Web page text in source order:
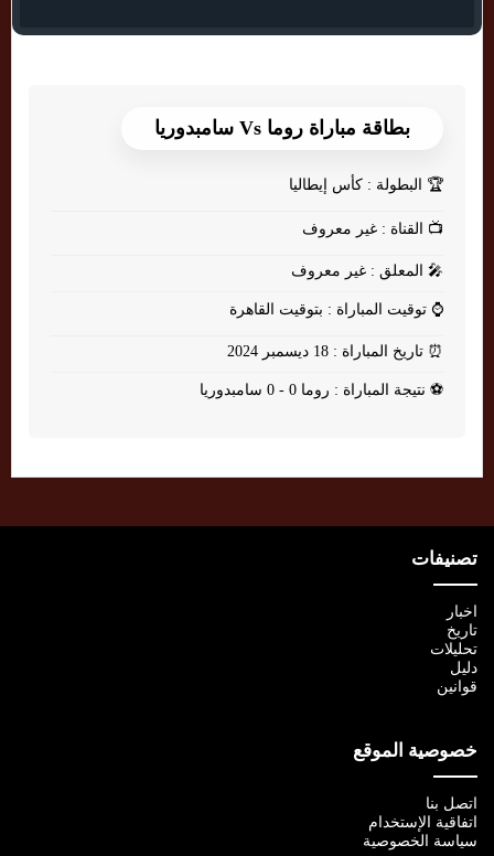
بطاقة مباراة روما Vs سامبدوريا
🏆 البطولة : كأس إيطاليا
📺 القناة : غير معروف
🎤 المعلق : غير معروف
⌚ توقيت المباراة : بتوقيت القاهرة
⏰ تاريخ المباراة : 18 ديسمبر 2024
⚽ نتيجة المباراة : روما 0 - 0 سامبدوريا
تصنيفات
اخبار
تاريخ
تحليلات
دليل
قوانين
خصوصية الموقع
اتصل بنا
اتفاقية الإستخدام
سياسة الخصوصية